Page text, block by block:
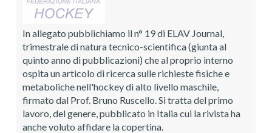
In allegato pubblichiamo il n° 19 di ELAV Journal,
trimestrale di natura tecnico-scientifica (giunta al
quinto anno di pubblicazioni) che al proprio interno
ospita un articolo di ricerca sulle richieste fisiche e
metaboliche nell'hockey di alto livello maschile,
firmato dal Prof. Bruno Ruscello. Si tratta del primo
lavoro, del genere, pubblicato in Italia cui la rivista ha
anche voluto affidare la copertina.